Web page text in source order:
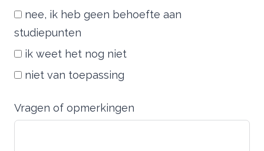
nee, ik heb geen behoefte aan
studiepunten
ik weet het nog niet
niet van toepassing
Vragen of opmerkingen